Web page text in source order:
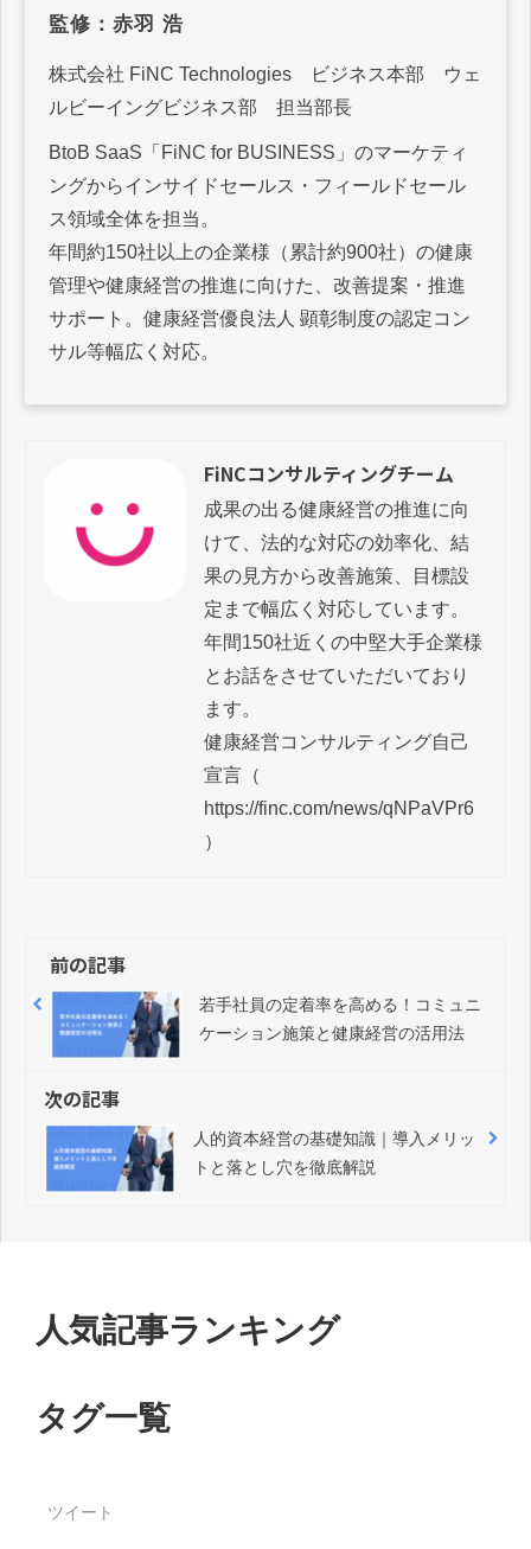
監修：赤羽 浩
株式会社 FiNC Technologies ビジネス本部 ウェ
ルビーイングビジネス部 担当部長
BtoB SaaS「FiNC for BUSINESS」のマーケティ
ングからインサイドセールス・フィールドセール
ス領域全体を担当。
年間約150社以上の企業様（累計約900社）の健康
管理や健康経営の推進に向けた、改善提案・推進
サポート。健康経営優良法人 顕彰制度の認定コン
サル等幅広く対応。
FiNCコンサルティングチーム
成果の出る健康経営の推進に向
けて、法的な対応の効率化、結
果の見方から改善施策、目標設
定まで幅広く対応しています。
年間150社近くの中堅大手企業様
とお話をさせていただいており
ます。
健康経営コンサルティング自己
宣言（
https://finc.com/news/qNPaVPr6
前の記事
若手社員の定着率を高める！コミュニ
ケーション施策と健康経営の活用法
次の記事
人的資本経営の基礎知識｜導入メリッ
トと落とし穴を徹底解説
人気記事ランキング
タグ一覧
ツイート